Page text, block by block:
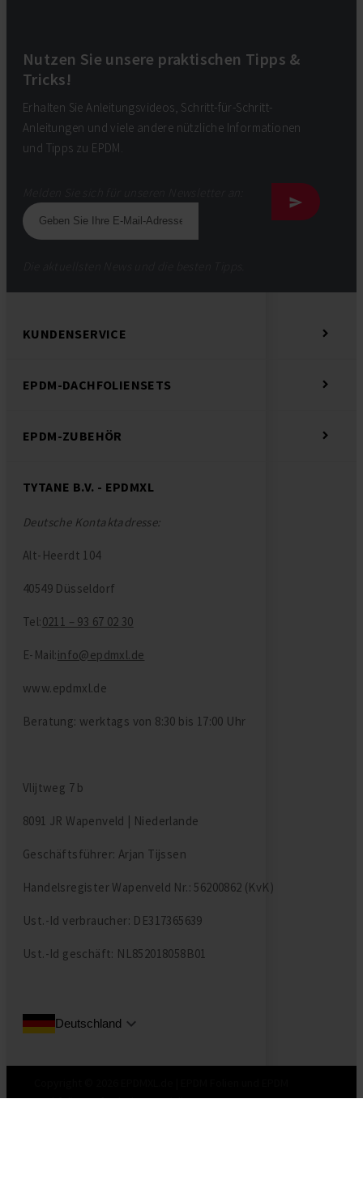
Nutzen Sie unsere praktischen Tipps &
Tricks!
Erhalten Sie Anleitungsvideos, Schritt-für-Schritt-
Anleitungen und viele andere nützliche Informationen
und Tipps zu EPDM.
KUNDENSERVICE
EPDM-DACHFOLIENSETS
EPDM-ZUBEHÖR
TYTANE B.V. - EPDMXL
Deutsche Kontaktadresse:
Alt-Heerdt 104
40549 Düsseldorf
Tel:0211 – 93 67 02 30
E-Mail:info@epdmxl.de
www.epdmxl.de
Beratung: werktags von 8:30 bis 17:00 Uhr
Vlijtweg 7 b
8091 JR Wapenveld | Niederlande
Geschäftsführer: Arjan Tijssen
Handelsregister Wapenveld Nr.: 56200862 (KvK)
Ust.-Id verbraucher: DE317365639
Ust.-Id geschäft: NL852018058B01
Deutschland
Dachfolie Kaufen beim Spezialisten.